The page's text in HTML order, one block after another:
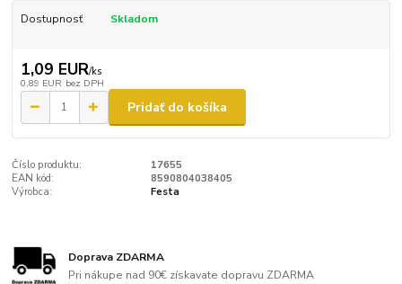
Dostupnosť Skladom
1,09 EUR/ks
0,89 EUR bez DPH
Pridať do košíka
Číslo produktu:
17655
EAN kód:
8590804038405
Výrobca:
Festa
Doprava ZDARMA
Pri nákupe nad 90€ získavate dopravu ZDARMA